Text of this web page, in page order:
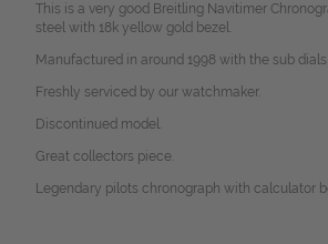
This is a very good Breitling Navitimer
steel with 18k yellow gold bezel.
Manufactured in around 1998 with the sub dials
Freshly serviced by our watchmaker.
Discontinued model.
Great collectors piece.
Legendary pilots chronograph with calculator